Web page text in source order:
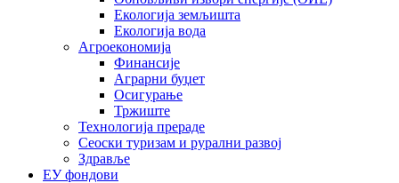
Екологија земљишта
Екологија вода
Агроекономија
Финансије
Аграрни буџет
Осигурање
Тржиште
Технологија прераде
Сеоски туризам и рурални развој
Здравље
ЕУ фондови